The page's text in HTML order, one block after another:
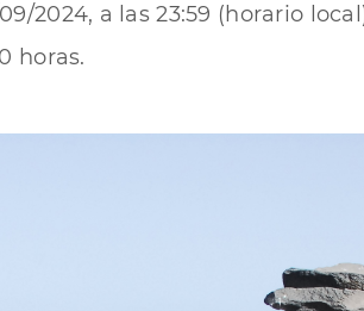
2024, a las 23:59 (horario
horas.